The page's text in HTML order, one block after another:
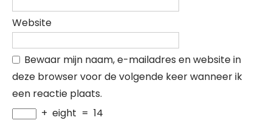
Website
Bewaar mijn naam, e-mailadres en website in
deze browser voor de volgende keer wanneer ik
een reactie plaats.
+ eight = 14